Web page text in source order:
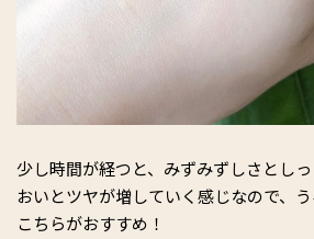
少し時間が経つと、みずみずしさとし
おいとツヤが増していく感じなので、
こちらがおすすめ！